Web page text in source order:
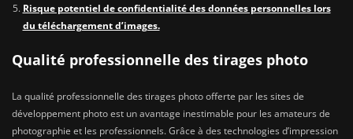
Risque potentiel de confidentialité des données personnelles lors
du téléchargement d’images.
Qualité professionnelle des tirages photo
La qualité professionnelle des tirages photo offerte par les sites de
développement photo est un avantage inestimable pour les amateurs de
photographie et les professionnels. Grâce à des technologies d’impression